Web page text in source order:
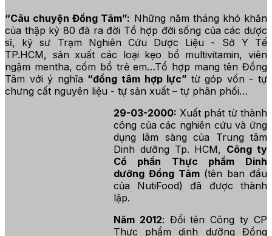
“Câu chuyện Đồng Tâm”: Những năm tháng khó khăn
của thập kỷ 80 đã ra đời Tổ hợp đời sống của các dược
sĩ, kỹ sư Trạm Nghiên Cứu Dược Liệu - Sở Y Tế
TP.HCM, sản xuất các loại kẹo bổ multivitamin, viên
ngậm mentha, cốm bổ trẻ em…Tổ hợp mang tên Đồng
Tâm với ý nghĩa “đồng tâm hợp lực” từ góp vốn - tự
chưng cất nguyên liệu - tự sản xuất – tự phân phối…
29-03-2000: Xuất phát từ thành
công của các nghiên cứu và ứng
dụng lâm sàng của Trung tâm
Dinh dưỡng Tp. HCM, Công ty
Cổ phần Thực phẩm Dinh
dưỡng Đồng Tâm(tên ban đầu
của NutiFood) đã được thành
lập.
Năm 2012: Đổi tên Công ty CP
Thực phẩm dinh dưỡng Đồng